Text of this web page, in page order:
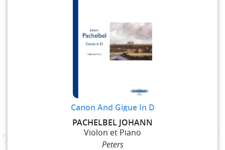
Canon And Gigue In D
PACHELBEL JOHANN
Violon et Piano
Peters